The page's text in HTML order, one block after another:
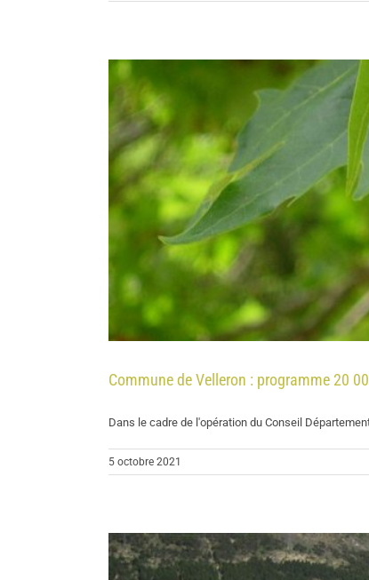
Commune de Velleron : programme 20
Dans le cadre de l'opération du Conseil
5 octobre 2021